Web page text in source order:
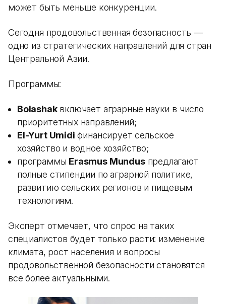
может быть меньше конкуренции.
Сегодня продовольственная безопасность —
одно из стратегических направлений для стран
Центральной Азии.
Программы:
Bolashakвключает аграрные науки в число
приоритетных направлений;
El-Yurt Umidi финансирует сельское
хозяйство и водное хозяйство;
программы Erasmus Mundusпредлагают
полные стипендии по аграрной политике,
развитию сельских регионов и пищевым
технологиям.
Эксперт отмечает, что спрос на таких
специалистов будет только расти: изменение
климата, рост населения и вопросы
продовольственной безопасности становятся
все более актуальными.